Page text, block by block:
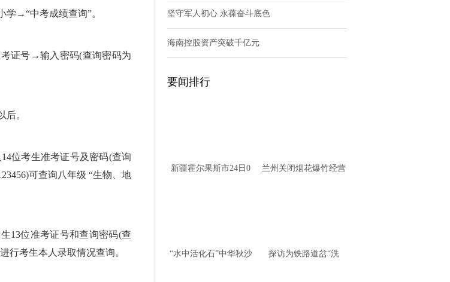
→“中考成绩查询”。
证号→输入密码(查询密码为
后。
位考生准考证号及密码(查询
可查询八年级 “生物、地
13位准考证号和查询密码(查
行考生本人录取情况查询。
坚守军人初心 永葆奋斗底色
海南控股资产突破千亿元
要闻排行
新疆霍尔果斯市24日0
兰州关闭烟花爆竹经营
“水中活化石”中华秋沙
探访为铁路道岔“洗